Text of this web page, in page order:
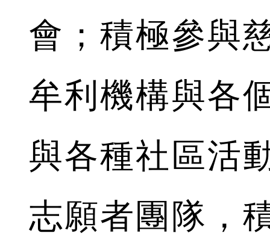
會；積極參與
牟利機構與各
與各種社區活
志願者團隊，